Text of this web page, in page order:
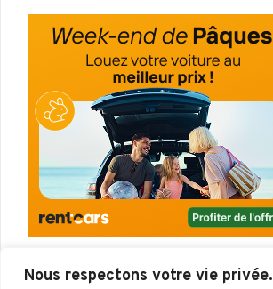
Nous respectons votre vie privée.